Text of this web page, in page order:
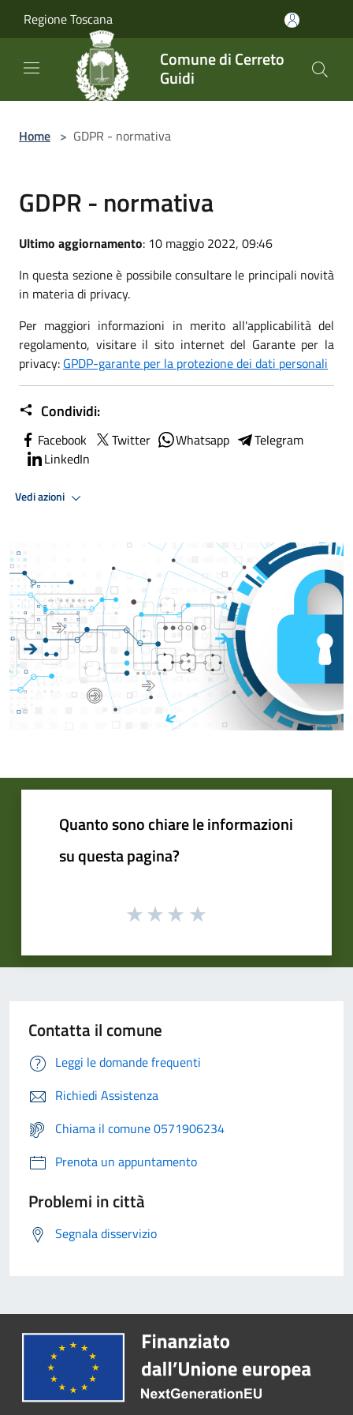
Regione Toscana
Comune di Cerreto
Guidi
Home > GDPR - normativa
GDPR - normativa
Ultimo aggiornamento: 10 maggio 2022, 09:46
In questa sezione è possibile consultare le principali novità
in materia di privacy.
Per maggiori informazioni in merito all'applicabilità del
regolamento, visitare il sito internet del Garante per la
privacy: GPDP-garante per la protezione dei dati personali
Condividi:
Facebook Twitter Whatsapp
Telegram
LinkedIn
Vedi azioni
Quanto sono chiare le informazioni
su questa pagina?
Contatta il comune
Leggi le domande frequenti
Richiedi Assistenza
Chiama il comune 0571906234
Prenota un appuntamento
Problemi in città
Segnala disservizio